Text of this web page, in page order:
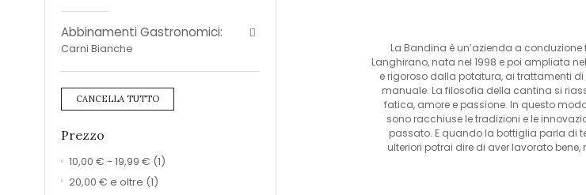
La Bandina è un’azienda a
Langhirano, nata nel 1998 e poi ampliata
e rigoroso dalla potatura, ai trattamenti
manuale. La filosofia della cantina si
fatica, amore e passione. In questo
sono racchiuse le tradizioni e le
passato. E quando la bottiglia parla di
ulteriori potrai dire di aver lavorato
Abbinamenti Gastronomici:
Carni Bianche
CANCELLA TUTTO
Prezzo
10,00 € - 19,99 € (1)
20,00 € e oltre (1)